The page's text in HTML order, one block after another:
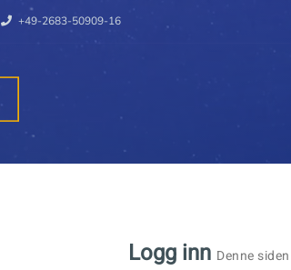
+49-2683-50909-16
Logg inn Denne